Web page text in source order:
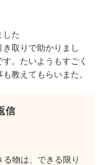
した
取りで助かりまし
。たいようもすごく
教えてもらいまた。
信
物は、できる限り